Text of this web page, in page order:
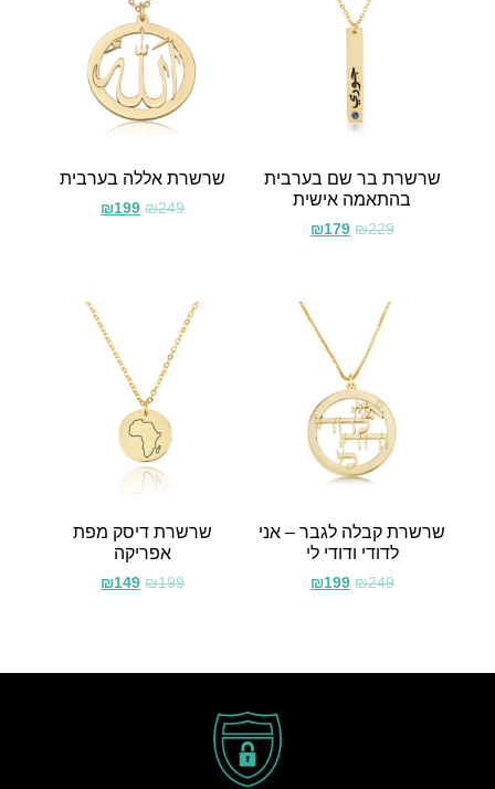
שרשרת בר שם בערבית
בהתאמה אישית
₪229
₪179
שרשרת אללה בערבית
₪249
₪199
שרשרת קבלה לגבר – אני
לדודי ודודי לי
₪249
₪199
שרשרת דיסק מפת
אפריקה
₪199
₪149